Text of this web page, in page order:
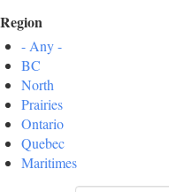
Region
- Any -
BC
North
Prairies
Ontario
Quebec
Maritimes